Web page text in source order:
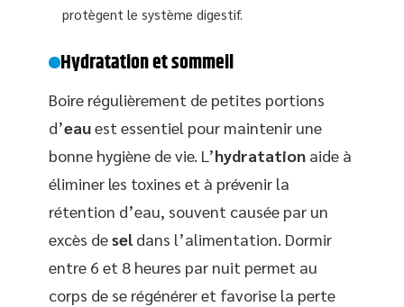
protègent le système digestif.
Hydratation et sommeil
Boire régulièrement de petites portions
d’eauest essentiel pour maintenir une
bonne hygiène de vie. L’hydratation aide à
éliminer les toxines et à prévenir la
rétention d’eau, souvent causée par un
excès deseldans l’alimentation. Dormir
entre 6 et 8 heures par nuit permet au
corps de se régénérer et favorise la perte